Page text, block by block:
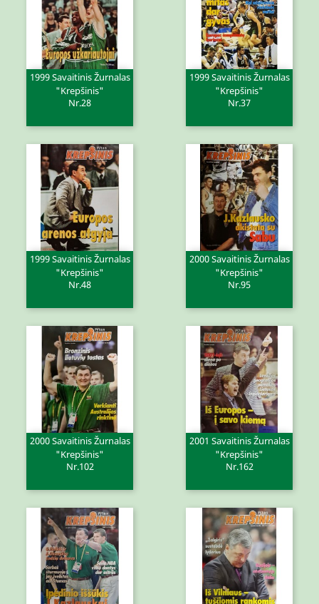
1999 Savaitinis Žurnalas
"Krepšinis"
Nr.28
1999 Savaitinis Žurnalas
"Krepšinis"
Nr.37
1999 Savaitinis Žurnalas
"Krepšinis"
Nr.48
2000 Savaitinis Žurnalas
"Krepšinis"
Nr.95
2000 Savaitinis Žurnalas
"Krepšinis"
Nr.102
2001 Savaitinis Žurnalas
"Krepšinis"
Nr.162